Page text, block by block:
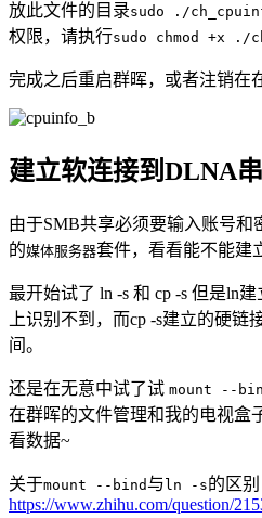
放此文件的目录sudo ./
权限，请执行sudo chmod +x ./
完成之后重启群晖，或者注销在
建立软连接到DLNA
由于SMB共享必须要输入账号和
的媒体服务器套件，看看能不能建
最开始试了 ln -s 和 cp -s 但是ln
上识别不到，而cp -s建立的硬
间。
还是在无意中试了试 mount --
在群晖的文件管理和我的电视盒
看数据~
关于mount --bind 与 ln -s的区
https://www.zhihu.com/question/